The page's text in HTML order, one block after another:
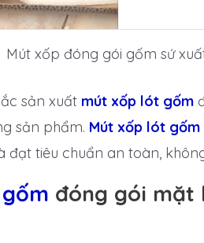
Mút xốp đóng gói gốm sứ
sản xuất mút xốp lót gốm
sản phẩm. Mút xốp lót gốm
đạt tiêu chuẩn an toàn,
đóng gói mặt